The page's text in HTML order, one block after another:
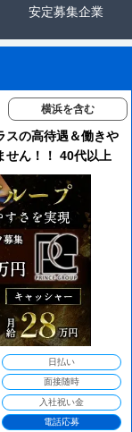
安定募集企業
横浜を含む
スの高待遇＆働きや
せん！！ 40代以上
係ありません！！
日払い
面接随時
入社祝い金
電話応募